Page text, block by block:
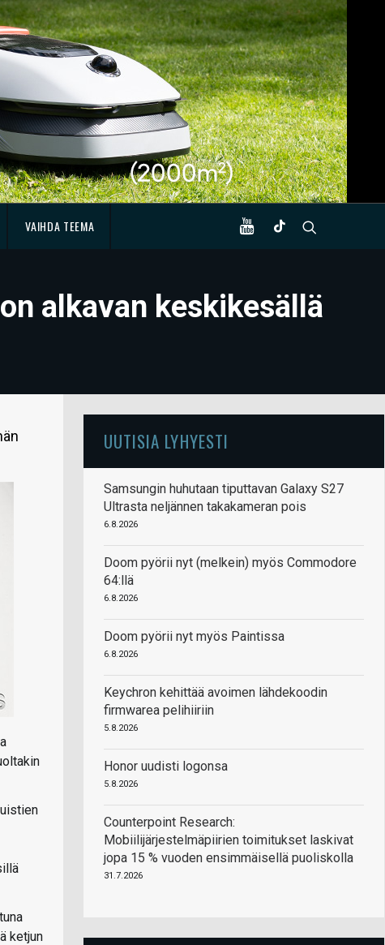
VAIHDA TEEMA
alkavan keskikesällä
ketjun
UUTISIA LYHYESTI
Samsungin huhutaan tiputtavan Galaxy S27
Ultrasta neljännen takakameran pois
6.8.2026
Doom pyörii nyt (melkein) myös Commodore
64:llä
6.8.2026
Doom pyörii nyt myös Paintissa
6.8.2026
Keychron kehittää avoimen lähdekoodin
firmwarea pelihiiriin
5.8.2026
Honor uudisti logonsa
5.8.2026
Counterpoint Research:
Mobiilijärjestelmäpiirien toimitukset laskivat
jopa 15 % vuoden ensimmäisellä puoliskolla
31.7.2026